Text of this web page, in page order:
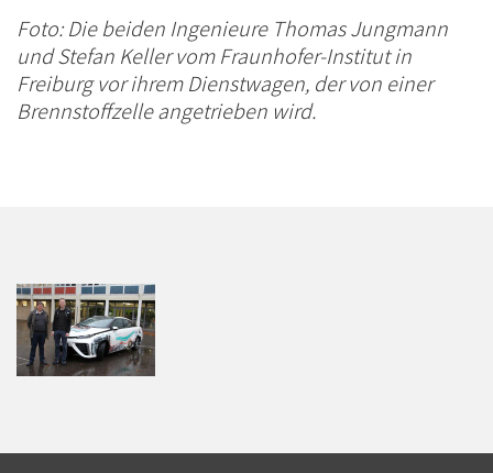
Foto: Die beiden Ingenieure Thomas Jungmann
und Stefan Keller vom Fraunhofer-Institut in
Freiburg vor ihrem Dienstwagen, der von einer
Brennstoffzelle angetrieben wird.